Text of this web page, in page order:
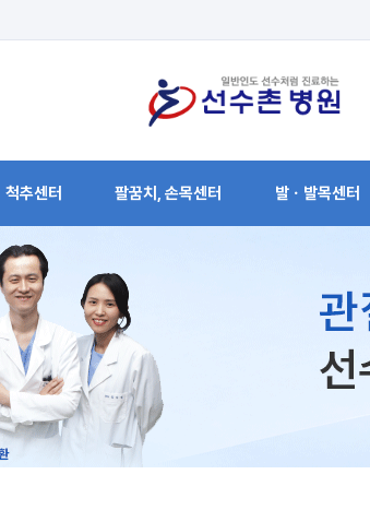
척추센터 팔꿈치, 손목센터 발ㆍ발목센터